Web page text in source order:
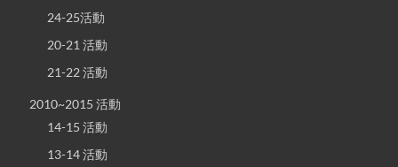
24-25活動
20-21 活動
21-22 活動
2010~2015 活動
14-15 活動
13-14 活動